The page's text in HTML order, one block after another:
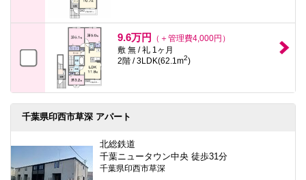
9.6万円
（＋管理費4,000円）
敷 無 / 礼 1ヶ月
2階 / 3LDK(62.1m2)
千葉県印西市草深 アパート
北総鉄道
千葉ニュータウン中央 徒歩31分
千葉県印西市草深